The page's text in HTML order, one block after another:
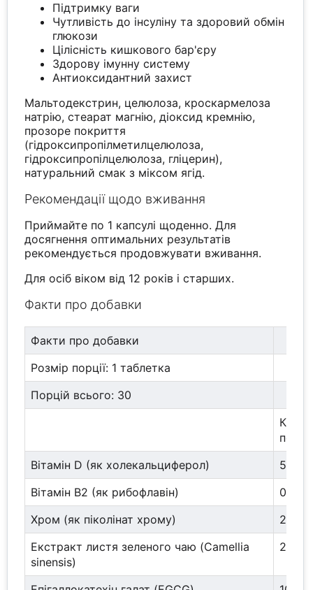
Підтримку ваги
Чутливість до інсуліну та здоровий обмін
глюкози
Цілісність кишкового бар'єру
Здорову імунну систему
Антиоксидантний захист
Мальтодекстрин, целюлоза, кроскармелоза
натрію, стеарат магнію, діоксид кремнію,
прозоре покриття
(гідроксипропілметилцелюлоза,
гідроксипропілцелюлоза, гліцерин),
натуральний смак з міксом ягід.
Рекомендації щодо вживання
Приймайте по 1 капсулі щоденно. Для
досягнення оптимальних результатів
рекомендується продовжувати вживання.
Для осіб віком від 12 років і старших.
Факти про добавки
Факти про добавки
Розмір порції: 1 таблетка
Порцій всього: 30
Вітамін D (як холекальциферол)
5 мкг
Вітамін B2 (як рибофлавін)
0,21
Хром (як піколінат хрому)
200
Екстракт листя зеленого чаю (Camellia
sinensis)
200